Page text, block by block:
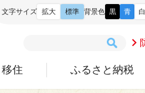
移住 ふるさと納税
文字サイズ 拡大 標準 背景色 黒 青 白